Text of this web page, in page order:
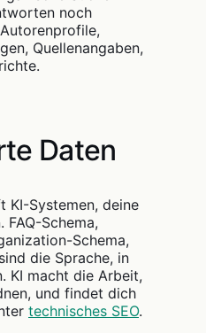
noch
Quellenangaben,
Daten
KI-Systemen, deine
FAQ-Schema,
Schema,
die Sprache, in
KI macht die Arbeit,
und findet dich
technisches SEO.